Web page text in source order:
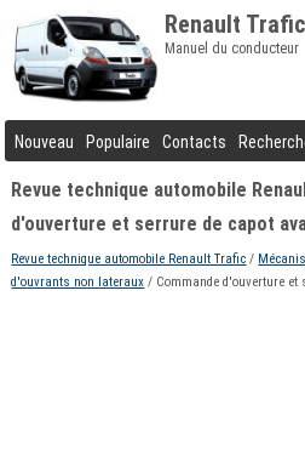
Renault Trafic
Manuel du conducteur
Nouveau Populaire Contacts
Revue technique automobile
d'ouverture et serrure de capot
Revue technique automobile Renault Trafic /
d'ouvrants non lateraux / Commande d'ouverture et